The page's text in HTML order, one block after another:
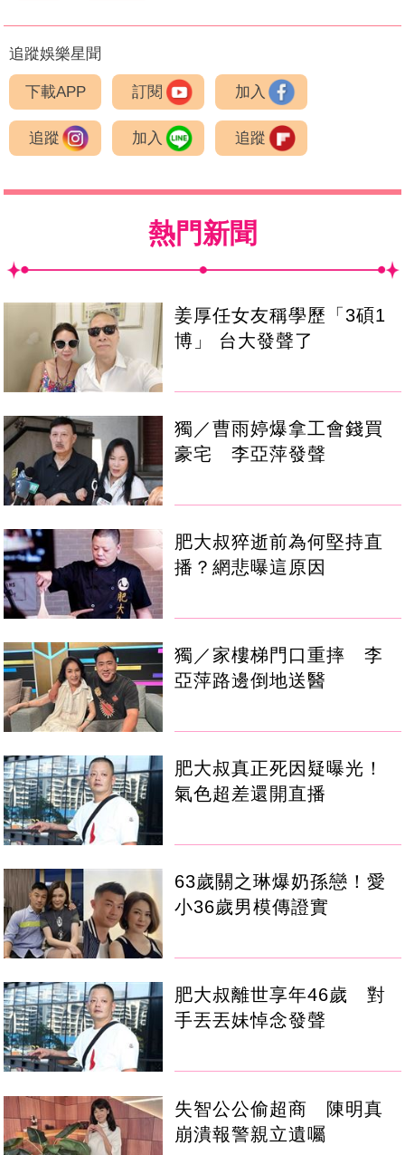
追蹤娛樂星聞
下載APP 訂閱 加入
追蹤 加入 追蹤
熱門新聞
姜厚任女友稱學歷「3碩1
博」 台大發聲了
獨／曹雨婷爆拿工會錢買
豪宅 李亞萍發聲
肥大叔猝逝前為何堅持直
播？網悲曝這原因
獨／家樓梯門口重摔 李
亞萍路邊倒地送醫
肥大叔真正死因疑曝光！
氣色超差還開直播
63歲關之琳爆奶孫戀！愛
小36歲男模傳證實
肥大叔離世享年46歲 對
手丟丟妹悼念發聲
失智公公偷超商 陳明真
崩潰報警親立遺囑